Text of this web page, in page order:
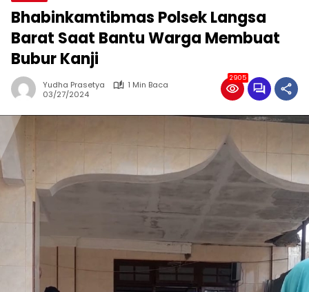
Bhabinkamtibmas Polsek Langsa
Barat Saat Bantu Warga Membuat
Bubur Kanji
Yudha Prasetya
1 Min Baca
03/27/2024
2905